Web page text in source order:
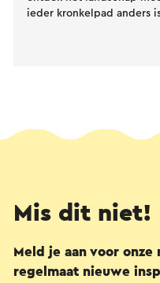
ieder kronkelpad anders
Mis dit niet!
Meld je aan voor
regelmaat nieuwe